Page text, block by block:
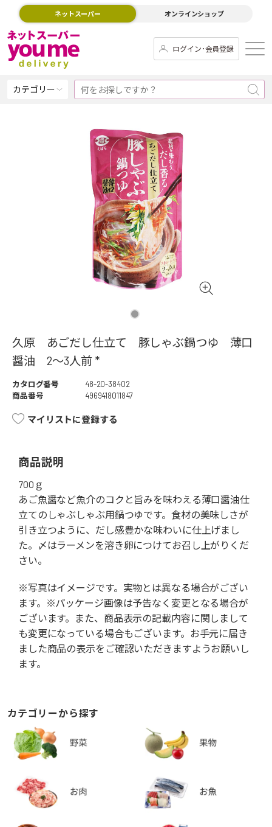
ネットスーパー オンラインショップ
ログイン･会員登録
カテゴリー
久原 あごだし仕立て 豚しゃぶ鍋つゆ 薄口
醤油 2～3人前 *
カタログ番号
48-20-38402
商品番号
4969418011847
マイリストに登録する
商品説明
700ｇ
あご魚醤など魚介のコクと旨みを味わえる薄口醤油仕
立てのしゃぶしゃぶ用鍋つゆです。食材の美味しさが
引き立つように、だし感豊かな味わいに仕上げまし
た。〆はラーメンを溶き卵につけてお召し上がりくだ
さい。
※写真はイメージです。実物とは異なる場合がござい
ます。※パッケージ画像は予告なく変更となる場合が
ございます。また、商品表示の記載内容に関しまして
も変更になっている場合もございます。お手元に届き
ました商品の表示をご確認いただきますようお願いし
ます。
カテゴリーから探す